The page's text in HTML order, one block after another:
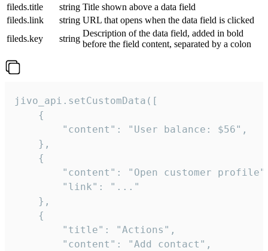
fileds.title
string Title shown above a data field
fileds.link
string URL that opens when the data field is clicked
fileds.key
string
Description of the data field, added in bold
before the field content, separated by a colon
jivo_api.setCustomData([
    {
        "content": "User balance: $56",
    },
    {
"content": "Open customer
        "link": "..."
    },
    {
        "title": "Actions",
        "content": "Add contact",